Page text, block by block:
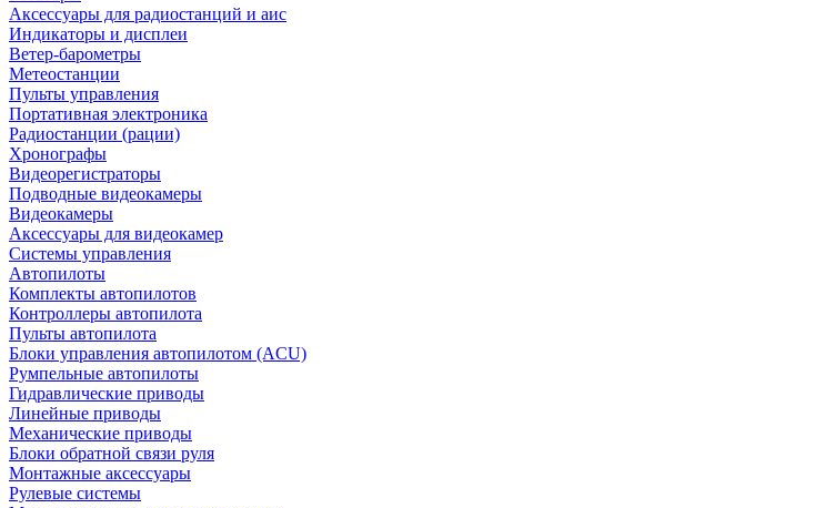
Аксессуары для радиостанций и аис
Индикаторы и дисплеи
Ветер-барометры
Метеостанции
Пульты управления
Портативная электроника
Радиостанции (рации)
Хронографы
Видеорегистраторы
Подводные видеокамеры
Видеокамеры
Аксессуары для видеокамер
Системы управления
Автопилоты
Комплекты автопилотов
Контроллеры автопилота
Пульты автопилота
Блоки управления автопилотом (ACU)
Румпельные автопилоты
Гидравлические приводы
Линейные приводы
Механические приводы
Блоки обратной связи руля
Монтажные аксессуары
Рулевые системы